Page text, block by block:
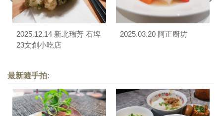
2025.12.14 新北瑞芳 石埤
23文創小吃店
2025.03.20 阿正廚坊
最新隨手拍: